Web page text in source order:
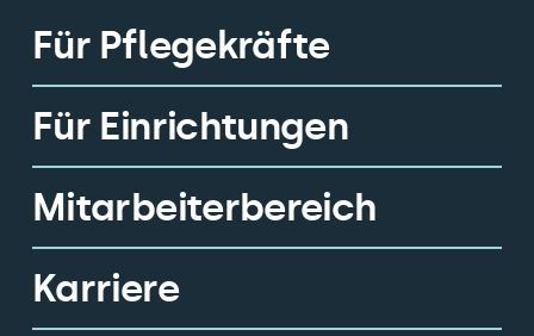
Für Pflegekräfte
Für Einrichtungen
Mitarbeiterbereich
Karriere